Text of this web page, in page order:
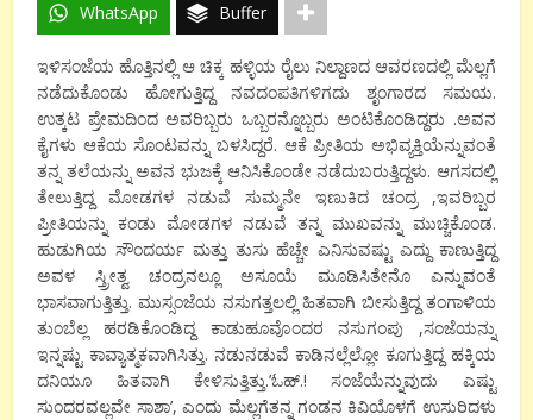
WhatsApp Buffer
ಇಳಿಸಂಜೆಯ ಹೊತ್ತಿನಲ್ಲಿ ಆ ಚಿಕ್ಕ ಹಳ್ಳಿಯ ರೈಲು ನಿಲ್ದಾಣದ ಆವರಣದಲ್ಲಿ ಮೆಲ್ಲಗೆ
ನಡೆದುಕೊಂಡು ಹೋಗುತ್ತಿದ್ದ ನವದಂಪತಿಗಳಿಗದು ಶೃಂಗಾರದ ಸಮಯ.
ಉತ್ಕಟ ಪ್ರೇಮದಿಂದ ಅವರಿಬ್ಬರು ಒಬ್ಬರನ್ನೊಬ್ಬರು ಅಂಟಿಕೊಂಡಿದ್ದರು .ಅವನ
ಕೈಗಳು ಆಕೆಯ ಸೊಂಟವನ್ನು ಬಳಸಿದ್ದರೆ. ಆಕೆ ಪ್ರೀತಿಯ ಅಭಿವ್ಯಕ್ತಿಯೆನ್ನುವಂತೆ
ತನ್ನ ತಲೆಯನ್ನು ಅವನ ಭುಜಕ್ಕೆ ಆನಿಸಿಕೊಂಡೇ ನಡೆದುಬರುತ್ತಿದ್ದಳು. ಆಗಸದಲ್ಲಿ
ತೇಲುತ್ತಿದ್ದ ಮೋಡಗಳ ನಡುವೆ ಸುಮ್ಮನೇ ಇಣುಕಿದ ಚಂದ್ರ ,ಇವರಿಬ್ಬರ
ಪ್ರೀತಿಯನ್ನು ಕಂಡು ಮೋಡಗಳ ನಡುವೆ ತನ್ನ ಮುಖವನ್ನು ಮುಚ್ಚಿಕೊಂಡ.
ಹುಡುಗಿಯ ಸೌಂದರ್ಯ ಮತ್ತು ತುಸು ಹೆಚ್ಚೇ ಎನಿಸುವಷ್ಟು ಎದ್ದು ಕಾಣುತ್ತಿದ್ದ
ಅವಳ ಸ್ತ್ರೀತ್ವ ಚಂದ್ರನಲ್ಲೂ ಅಸೂಯೆ ಮೂಡಿಸಿತೇನೊ ಎನ್ನುವಂತೆ
ಭಾಸವಾಗುತ್ತಿತ್ತು. ಮುಸ್ಸಂಜೆಯ ನಸುಗತ್ತಲಲ್ಲಿ ಹಿತವಾಗಿ ಬೀಸುತ್ತಿದ್ದ ತಂಗಾಳಿಯ
ತುಂಬೆಲ್ಲ ಹರಡಿಕೊಂಡಿದ್ದ ಕಾಡುಹೂವೊಂದರ ನಸುಗಂಪು ,ಸಂಜೆಯನ್ನು
ಇನ್ನಷ್ಟು ಕಾವ್ಯಾತ್ಮಕವಾಗಿಸಿತ್ತು. ನಡುನಡುವೆ ಕಾಡಿನಲ್ಲೆಲ್ಲೋ ಕೂಗುತ್ತಿದ್ದ ಹಕ್ಕಿಯ
ದನಿಯೂ ಹಿತವಾಗಿ ಕೇಳಿಸುತ್ತಿತ್ತು.’ಓಹ್.! ಸಂಜೆಯೆನ್ನುವುದು ಎಷ್ಟು
ಸುಂದರವಲ್ಲವೇ ಸಾಶಾ’, ಎಂದು ಮೆಲ್ಲಗೆತನ್ನ ಗಂಡನ ಕಿವಿಯೊಳಗೆ ಉಸುರಿದಳು